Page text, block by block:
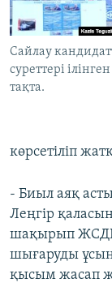
Cайлау
суреттері ілінген
тақта.
көрсетіліп
- Биыл аяқ
Леңгір
шақырып ЖСДП
шығаруды
қысым жасап